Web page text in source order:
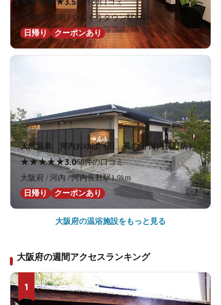
大阪府 / 泉南 / りんくうタウン駅647m
日帰り
クーポンあり
天然温泉 河内おゆば（旧 風の湯 河内長野店）
★★★★★3.068件の口コミ
大阪府 / 河内 / 河内長野駅1.9km
日帰り
クーポンあり
大阪府の温浴施設をもっと見る
大阪府の週間アクセスランキング
1